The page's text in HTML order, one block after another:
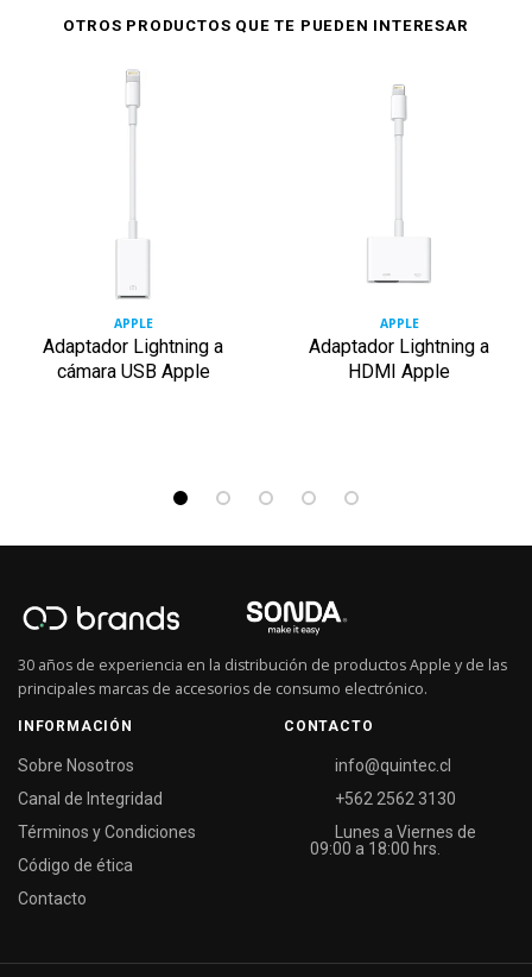
OTROS PRODUCTOS QUE TE PUEDEN INTERESAR
APPLE
Adaptador Lightning a
cámara USB Apple
APPLE
Adaptador Lightning a
HDMI Apple
30 años de experiencia en la distribución de productos Apple y de las
principales marcas de accesorios de consumo electrónico.
INFORMACIÓN
Sobre Nosotros
Canal de Integridad
Términos y Condiciones
Código de ética
Contacto
CONTACTO
info@quintec.cl
+562 2562 3130
Lunes a Viernes de
09:00 a 18:00 hrs.